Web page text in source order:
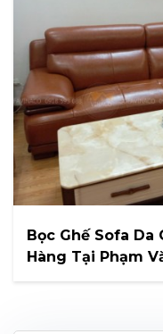
Bọc Ghế Sofa Da
Hàng Tại Phạm